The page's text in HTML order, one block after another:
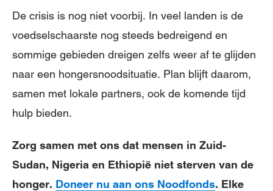
De crisis is nog niet voorbij. In veel landen is de
voedselschaarste nog steeds bedreigend en
sommige gebieden dreigen zelfs weer af te glijden
naar een hongersnoodsituatie. Plan blijft daarom,
samen met lokale partners, ook de komende tijd
hulp bieden.
Zorg samen met ons dat mensen in Zuid-
Sudan, Nigeria en Ethiopië niet sterven van de
honger. Doneer nu aan ons Noodfonds. Elke